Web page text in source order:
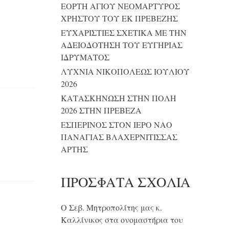
ΕΟΡΤΗ ΑΓΙΟΥ ΝΕΟΜΑΡΤΥΡΟΣ
ΧΡΗΣΤΟΥ ΤΟΥ ΕΚ ΠΡΕΒΕΖΗΣ
ΕΥΧΑΡΙΣΤΙΕΣ ΣΧΕΤΙΚΑ ΜΕ ΤΗΝ
ΑΔΕΙΟΔΟΤΗΣΗ ΤΟΥ ΕΥΓΗΡΙΑΣ
ΙΔΡΥΜΑΤΟΣ
ΛΥΧΝΙΑ ΝΙΚΟΠΟΛΕΩΣ ΙΟΥΛΙΟΥ
2026
ΚΑΤΑΣΚΗΝΩΣΗ ΣΤΗΝ ΠΟΛΗ
2026 ΣΤΗΝ ΠΡΕΒΕΖΑ
ΕΣΠΕΡΙΝΟΣ ΣΤΟΝ ΙΕΡΟ ΝΑΟ
ΠΑΝΑΓΙΑΣ ΒΛΑΧΕΡΝΙΤΙΣΣΑΣ
ΑΡΤΗΣ
ΠΡΌΣΦΑΤΑ ΣΧΌΛΙΑ
Ο Σεβ. Μητροπολίτης μας κ.
Καλλίνικος στα ονομαστήρια του